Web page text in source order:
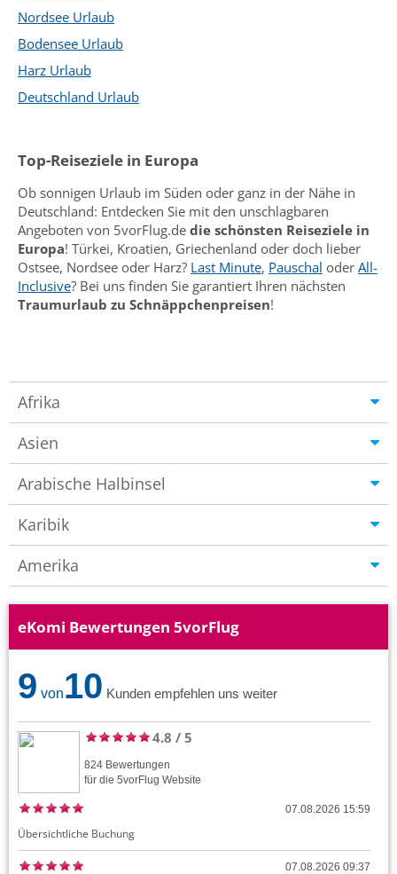
Nordsee Urlaub
Bodensee Urlaub
Harz Urlaub
Deutschland Urlaub
Top-Reiseziele in Europa
Ob sonnigen Urlaub im Süden oder ganz in der Nähe in
Deutschland: Entdecken Sie mit den unschlagbaren
Angeboten von 5vorFlug.de die schönsten Reiseziele in
Europa! Türkei, Kroatien, Griechenland oder doch lieber
Ostsee, Nordsee oder Harz? Last Minute, Pauschal oder All-
Inclusive? Bei uns finden Sie garantiert Ihren nächsten
Traumurlaub zu Schnäppchenpreisen!
Afrika
Asien
Arabische Halbinsel
Karibik
Amerika
eKomi Bewertungen 5vorFlug
9 von10 Kunden empfehlen uns weiter
4.8 / 5
824 Bewertungen
für die 5vorFlug Website
07.08.2026 15:59
Übersichtliche Buchung
07.08.2026 09:37